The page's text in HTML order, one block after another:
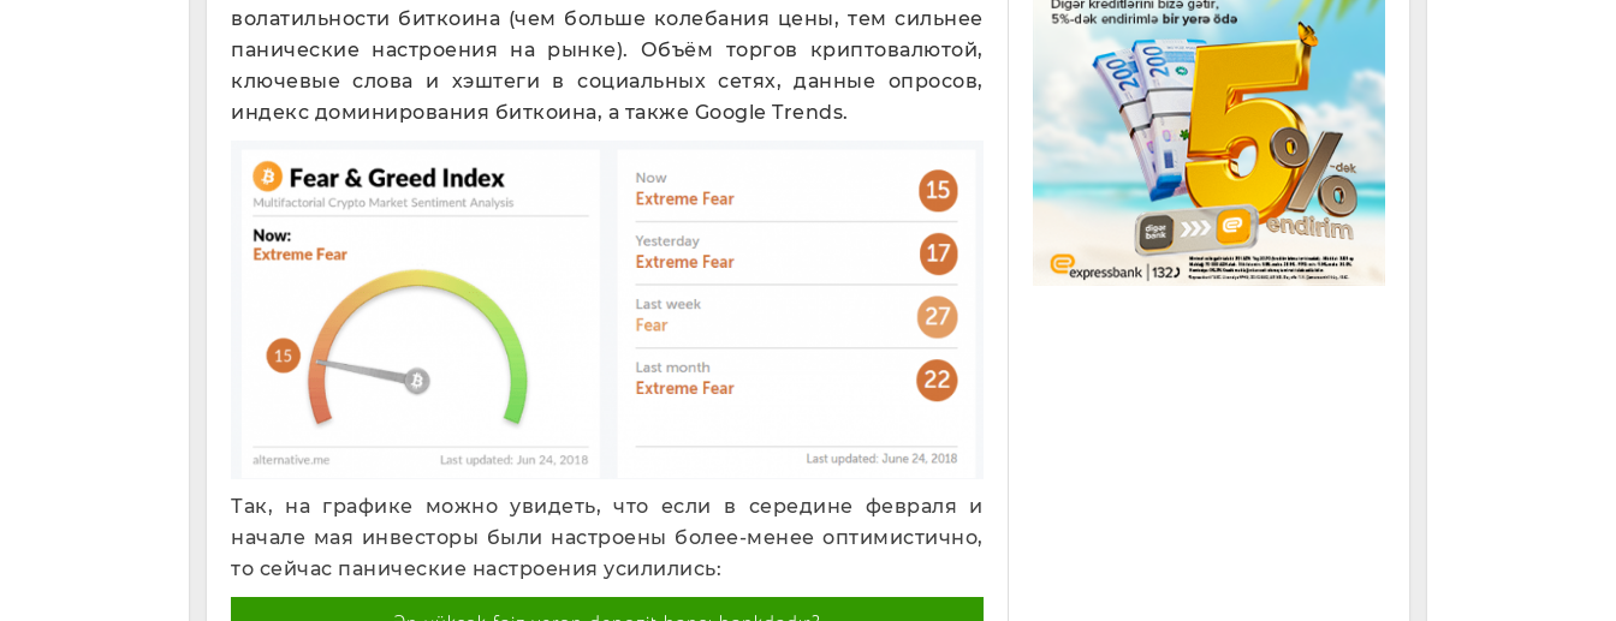
волатильности биткоина (чем больше колебания цены, тем сильнее
панические настроения на рынке). Объём торгов криптовалютой,
ключевые слова и хэштеги в социальных сетях, данные опросов,
индекс доминирования биткоина, а также Google Trends.
Так, на графике можно увидеть, что если в середине февраля и
начале мая инвесторы были настроены более-менее оптимистично,
то сейчас панические настроения усилились: